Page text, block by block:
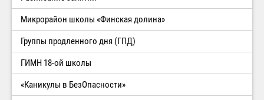
Микрорайон школы «Финская долина»
Группы продленного дня (ГПД)
ГИМН 18-ой школы
«Каникулы в БезОпасности»